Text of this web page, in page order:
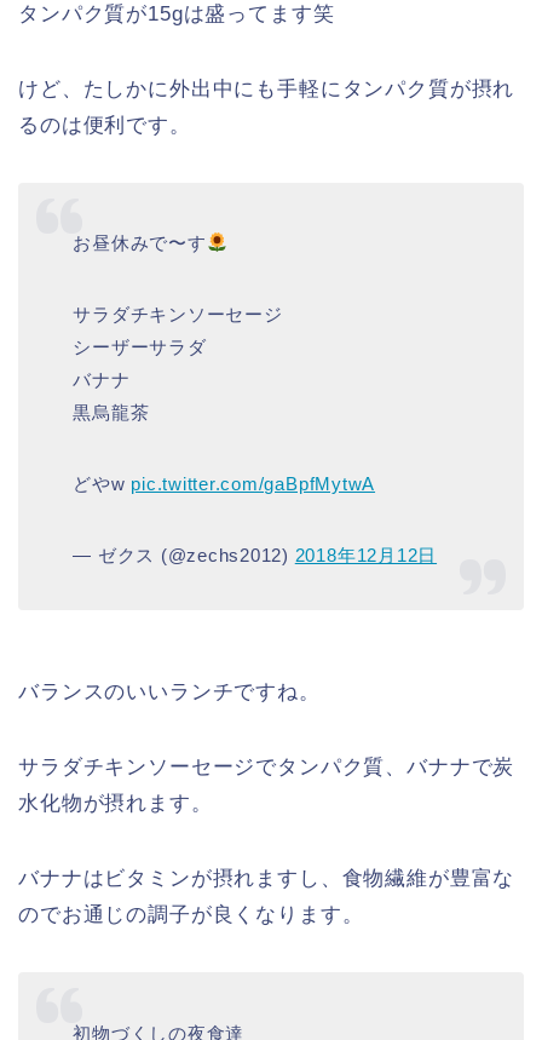
タンパク質が15gは盛ってます笑
けど、たしかに外出中にも手軽にタンパク質が摂れ
るのは便利です。
お昼休みで〜す
サラダチキンソーセージ
シーザーサラダ
バナナ
黒烏龍茶
どやw pic.twitter.com/gaBpfMytwA
— ゼクス (@zechs2012) 2018年12月12日
バランスのいいランチですね。
サラダチキンソーセージでタンパク質、バナナで炭
水化物が摂れます。
バナナはビタミンが摂れますし、食物繊維が豊富な
のでお通じの調子が良くなります。
初物づくしの夜食達